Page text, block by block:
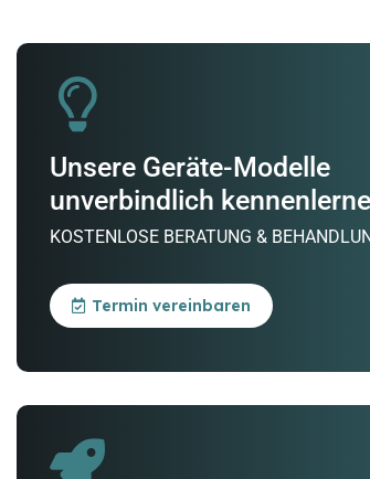
Unsere Geräte-Modelle
unverbindlich
KOSTENLOSE BERATUNG &
Termin vereinbaren